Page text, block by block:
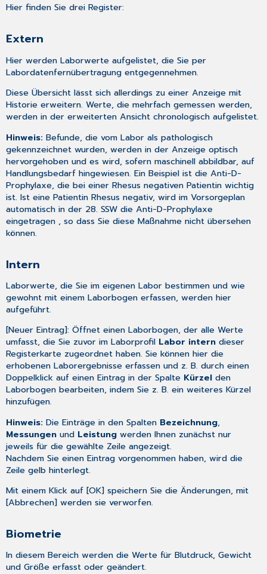
Hier finden Sie drei Register:
Extern
Hier werden Laborwerte aufgelistet, die Sie per
Labordatenfernübertragung entgegennehmen.
Diese Übersicht lässt sich allerdings zu einer Anzeige mit
Historie erweitern. Werte, die mehrfach gemessen werden,
werden in der erweiterten Ansicht chronologisch aufgelistet.
Hinweis:Befunde, die vom Labor als pathologisch
gekennzeichnet wurden, werden in der Anzeige optisch
hervorgehoben und es wird, sofern maschinell abbildbar, auf
Handlungsbedarf hingewiesen. Ein Beispiel ist die Anti-D-
Prophylaxe, die bei einer Rhesus negativen Patientin wichtig
ist. Ist eine Patientin Rhesus negativ, wird im Vorsorgeplan
automatisch in der 28. SSW die Anti-D-Prophylaxe
eingetragen , so dass Sie diese Maßnahme nicht übersehen
können.
Intern
Laborwerte, die Sie im eigenen Labor bestimmen und wie
gewohnt mit einem Laborbogen erfassen, werden hier
aufgeführt.
[Neuer Eintrag]: Öffnet einen Laborbogen, der alle Werte
umfasst, die Sie zuvor im Laborprofil Labor intern dieser
Registerkarte zugeordnet haben. Sie können hier die
erhobenen Laborergebnisse erfassen und z. B. durch einen
Doppelklick auf einen Eintrag in der Spalte Kürzel den
Laborbogen bearbeiten, indem Sie z. B. ein weiteres Kürzel
hinzufügen.
Hinweis:Die Einträge in den Spalten Bezeichnung,
Messungen und Leistung werden Ihnen zunächst nur
jeweils für die gewählte Zeile angezeigt.
Nachdem Sie einen Eintrag vorgenommen haben, wird die
Zeile gelb hinterlegt.
Mit einem Klick auf [OK] speichern Sie die Änderungen, mit
[Abbrechen] werden sie verworfen.
Biometrie
In diesem Bereich werden die Werte für Blutdruck, Gewicht
und Größe erfasst oder geändert.